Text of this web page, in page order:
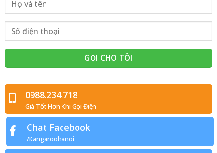
0988.234.718
Giá Tốt Hơn Khi Gọi Điện
Chat Facebook
/Kangaroohanoi